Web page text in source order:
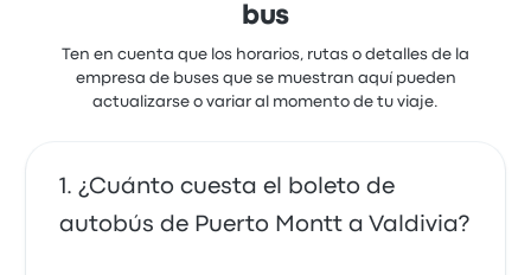
bus
Ten en cuenta que los horarios, rutas o detalles de la
empresa de buses que se muestran aquí pueden
actualizarse o variar al momento de tu viaje.
¿Cuánto cuesta el boleto de
autobús de Puerto Montt a Valdivia?